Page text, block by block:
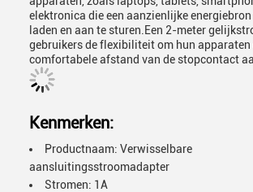
elektronica die een aanzienlijke energiebron
laden en aan te sturen.Een 2-meter
gebruikers de flexibiliteit om hun apparaten
comfortabele afstand van de stopcontact
Kenmerken:
Productnaam: Verwisselbare
aansluitingsstroomadapter
Stromen: 1A